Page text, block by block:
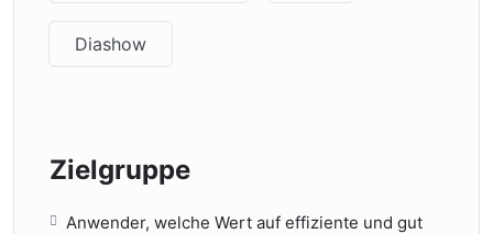
Diashow
Zielgruppe
Anwender, welche Wert auf effiziente und gut